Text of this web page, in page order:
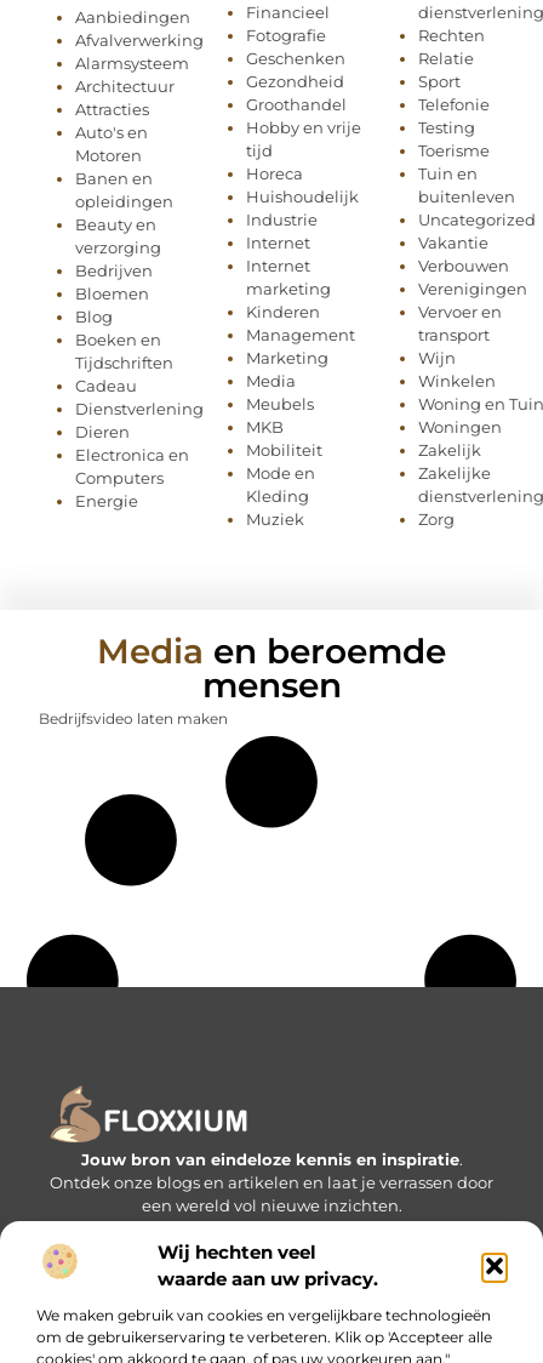
Wij hechten veel
waarde aan uw privacy.
We maken gebruik van cookies en vergelijkbare technologieën
om de gebruikerservaring te verbeteren. Klik op 'Accepteer alle
cookies' om akkoord te gaan, of pas uw voorkeuren aan."
Aanbiedingen
Afvalverwerking
Alarmsysteem
Architectuur
Attracties
Auto's en
Motoren
Banen en
opleidingen
Beauty en
verzorging
Bedrijven
Bloemen
Blog
Boeken en
Tijdschriften
Cadeau
Dienstverlening
Dieren
Electronica en
Computers
Energie
Financieel
Fotografie
Geschenken
Gezondheid
Groothandel
Hobby en vrije
tijd
Horeca
Huishoudelijk
Industrie
Internet
Internet
marketing
Kinderen
Management
Marketing
Media
Meubels
MKB
Mobiliteit
Mode en
Kleding
Muziek
dienstverlening
Rechten
Relatie
Sport
Telefonie
Testing
Toerisme
Tuin en
buitenleven
Uncategorized
Vakantie
Verbouwen
Verenigingen
Vervoer en
transport
Wijn
Winkelen
Woning en Tuin
Woningen
Zakelijk
Zakelijke
dienstverlening
Zorg
Media en beroemde
mensen
Bedrijfsvideo laten maken
Jouw bron van eindeloze kennis en inspiratie.
Ontdek onze blogs en artikelen en laat je verrassen door
een wereld vol nieuwe inzichten.
Bericht categorie
Onze informatie